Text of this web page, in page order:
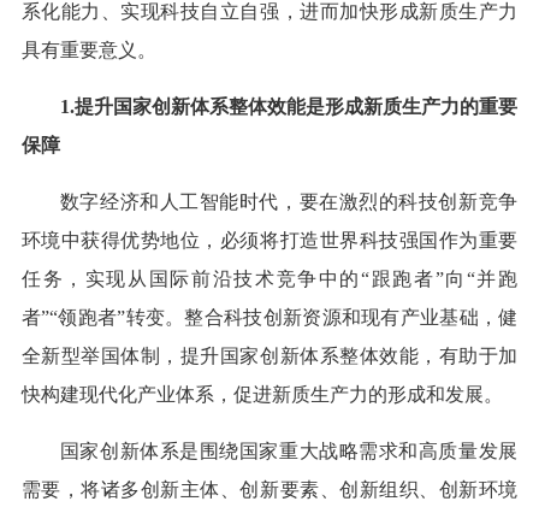
系化能力、实现科技自立自强，进而加快形成新质生产力
具有重要意义。
1.提升国家创新体系整体效能是形成新质生产力的重要
保障
数字经济和人工智能时代，要在激烈的科技创新竞争
环境中获得优势地位，必须将打造世界科技强国作为重要
任务，实现从国际前沿技术竞争中的“跟跑者”向“并跑
者”“领跑者”转变。整合科技创新资源和现有产业基础，健
全新型举国体制，提升国家创新体系整体效能，有助于加
快构建现代化产业体系，促进新质生产力的形成和发展。
国家创新体系是围绕国家重大战略需求和高质量发展
需要，将诸多创新主体、创新要素、创新组织、创新环境